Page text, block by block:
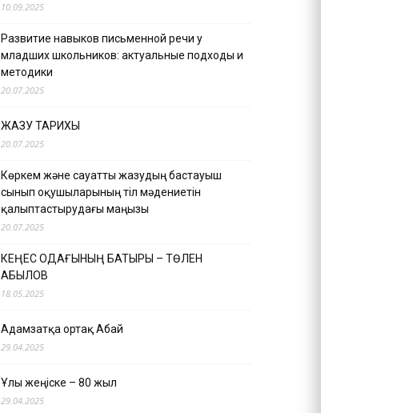
10.09.2025
Развитие навыков письменной речи у
младших школьников: актуальные подходы и
методики
20.07.2025
ЖАЗУ ТАРИХЫ
20.07.2025
Көркем және сауатты жазудың бастауыш
сынып оқушыларының тіл мәдениетін
қалыптастырудағы маңызы
20.07.2025
КЕҢЕС ОДАҒЫНЫҢ БАТЫРЫ – ТӨЛЕН
ҚАБЫЛОВ
18.05.2025
Адамзатқа ортақ Абай
29.04.2025
Ұлы жеңіске – 80 жыл
29.04.2025